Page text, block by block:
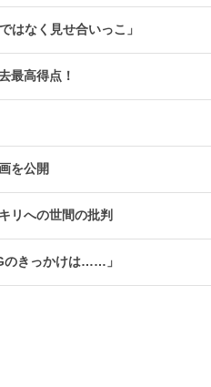
はなく見せ合いっこ」
最高得点！
を公開
リへの世間の批判
のきっかけは……」